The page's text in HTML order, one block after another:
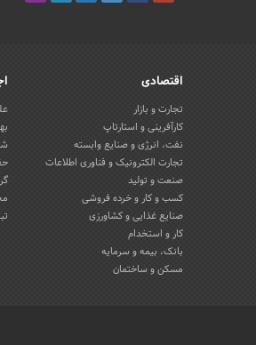
اقتصادی
تجارت و بازار
کارآفرینی و استارتاپ
نفت، انرژی و صنایع وابسته
تجارت الکترونیک و فناوری اطلاعات
صنعت و تولید
کسب و کار و خرده فروشی
صنایع غذایی و کشاورزی
کار و استخدام
بانک، بیمه و سرمایه
مسکن و ساختمان